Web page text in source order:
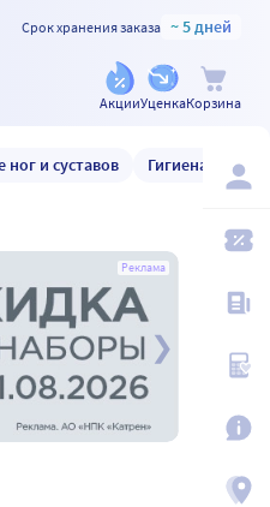
Срок хранения заказа ~ 5 дней
АкцииУценкаКорзина
ног и суставов Гигиена и уход
Реклама